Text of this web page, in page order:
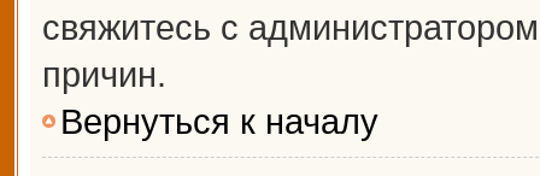
свяжитесь с
причин.
Вернуться к началу